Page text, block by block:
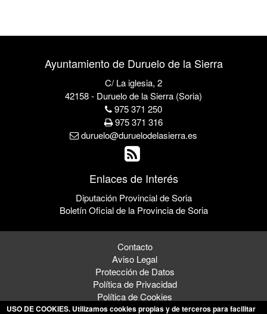
Ayuntamiento de Duruelo de la Sierra
C/ La iglesia, 2
42158 - Duruelo de la Sierra (Soria)
975 371 250
975 371 316
duruelo@duruelodelasierra.es
Enlaces de Interés
Diputación Provincial de Soria
Boletín Oficial de la Provincia de Soria
Contacto
Aviso Legal
Protección de Datos
Política de Privacidad
Política de Cookies
USO DE COOKIES. Utilizamos cookies propias y de terceros para facilitar